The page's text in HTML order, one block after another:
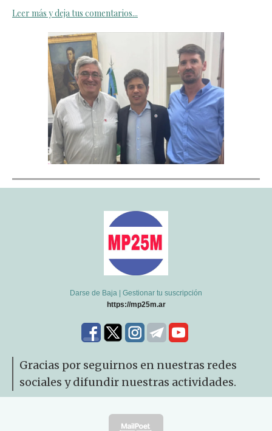
Leer más y deja tus comentarios...
Darse de Baja
Gestionar tu suscripción
https://mp25m.ar
Gracias por seguirnos en nuestras redes
sociales y difundir nuestras actividades.